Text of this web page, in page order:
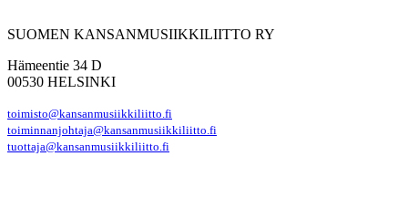
SUOMEN KANSANMUSIIKKILIITTO RY
Hämeentie 34 D
00530 HELSINKI
toimisto@kansanmusiikkiliitto.fi
toiminnanjohtaja@kansanmusiikkiliitto.fi
tuottaja@kansanmusiikkiliitto.fi